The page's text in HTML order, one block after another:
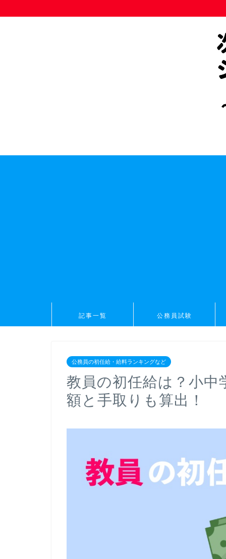
記事一覧 公務員試験
公務員の初任給・給料ランキングなど
教員の初任給は？小中
額と手取りも算出！